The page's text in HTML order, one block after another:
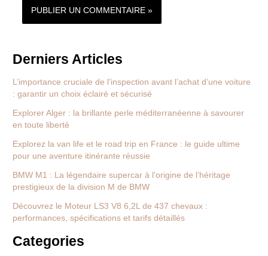
Derniers Articles
L’importance cruciale de l’inspection avant l’achat d’une voiture
: garantir un choix éclairé et sécurisé
Explorer Alger : la brillante perle méditerranéenne à savourer
en toute liberté
Explorez la van life et le road trip en France : le guide ultime
pour une aventure itinérante réussie
BMW M1 : La légendaire supercar à l’origine de l’héritage
prestigieux de la division M de BMW
Découvrez le Moteur LS3 V8 6,2L de 437 chevaux :
performances, spécifications et tarifs détaillés
Categories